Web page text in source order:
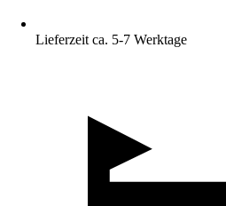
Lieferzeit ca. 5-7 Werktage